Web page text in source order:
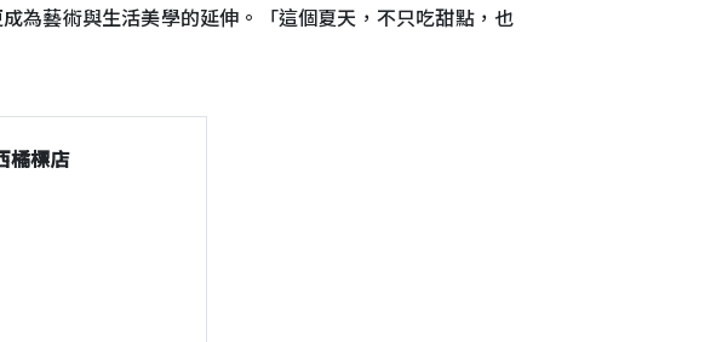
為藝術與生活美學的延伸。「這個夏天，不只吃甜點，也
橘標店